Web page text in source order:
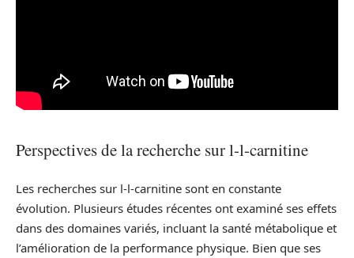
Perspectives de la recherche sur l-l-carnitine
Les recherches sur l-l-carnitine sont en constante
évolution. Plusieurs études récentes ont examiné ses effets
dans des domaines variés, incluant la santé métabolique et
l’amélioration de la performance physique. Bien que ses